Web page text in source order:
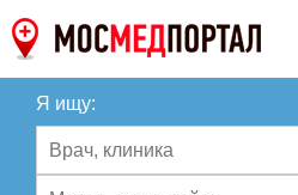
Я ищу: